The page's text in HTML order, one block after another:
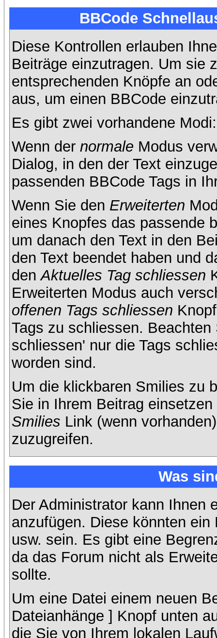
BBCode
Diese Kontrollen erlauben
Beiträge einzutragen. Um sie
entsprechenden Knöpfe an
aus, um einen BBCode
Es gibt zwei vorhandene
Wenn der normale Modus
Dialog, in den der Text
passenden BBCode Tags in
Wenn Sie den Erweiterten
eines Knopfes das passende
um danach den Text in den
den Text beendet haben und
denAktuelles Tag schliessen
Erweiterten Modus auch
offenen Tags schliessen
Tags zu schliessen.
schliessen' nur die Tags
worden sind.
Um die klickbaren Smilies zu
Sie in Ihrem Beitrag
Smilies Link (wenn
zuzugreifen.
Was
Der Administrator kann Ihnen
anzufügen. Diese könnten
usw. sein. Es gibt eine
da das Forum nicht als
sollte.
Um eine Datei einem neuen
Dateianhänge ] Knopf unten
die Sie von Ihrem lokalen